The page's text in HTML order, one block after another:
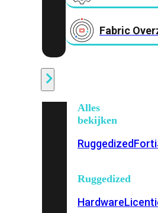
Fabric
Alles
bekijken
Ruggedized
Ruggedized
Hardware